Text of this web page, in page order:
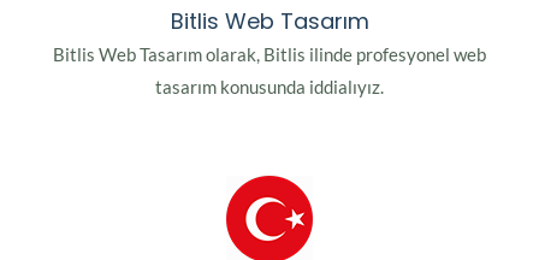
Bitlis Web Tasarım
Bitlis Web Tasarım olarak, Bitlis ilinde profesyonel web
tasarım konusunda iddialıyız.